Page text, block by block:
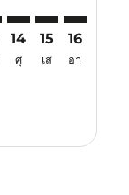
14
ศุ
15
เส
16
อา